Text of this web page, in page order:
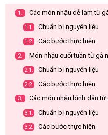
1. Các món nhậu dễ làm từ
1.1. Chuẩn bị nguyên liệu
1.2. Các bước thực hiện
2. Món nhậu cuối tuần từ gà
2.1. Chuẩn bị nguyên liệu
2.2. Các bước thực hiện
3. Các món nhậu bình dân từ
3.1. Chuẩn bị nguyên liệu
3.2. Các bước thực hiện